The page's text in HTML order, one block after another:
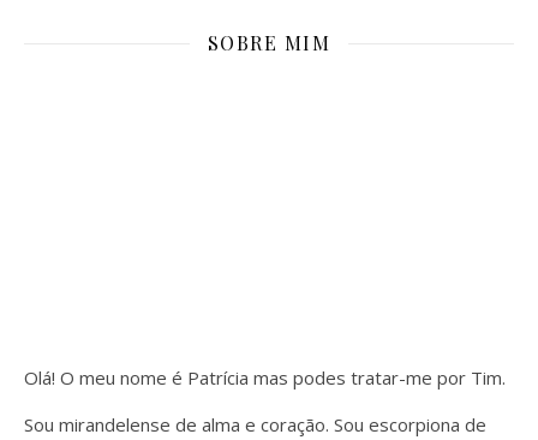
SOBRE MIM
Olá! O meu nome é Patrícia mas podes tratar-me por Tim.
Sou mirandelense de alma e coração. Sou escorpiona de